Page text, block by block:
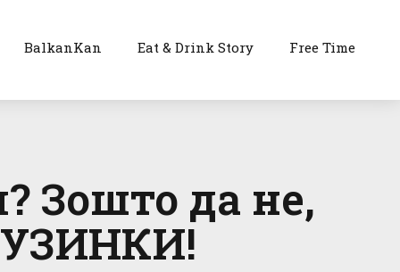
BalkanKan Eat & Drink Story Free Time
Зошто да не,